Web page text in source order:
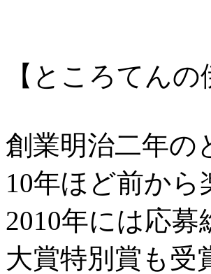
【ところてん
創業明治二年の
10年ほど前か
2010年には応
大賞特別賞も受